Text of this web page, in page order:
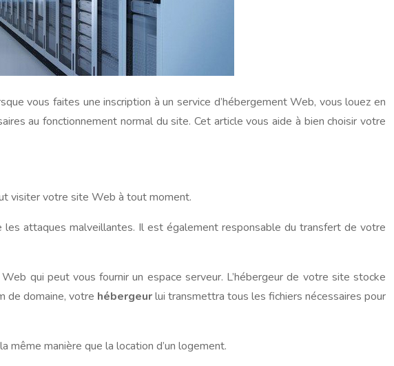
vous faites une inscription à un service d’hébergement Web, vous louez en
au fonctionnement normal du site. Cet article vous aide à bien choisir votre
visiter votre site Web à tout moment.
attaques malveillantes. Il est également responsable du transfert de votre
qui peut vous fournir un espace serveur. L’hébergeur de votre site stocke
de domaine, votre hébergeurlui transmettra tous les fichiers nécessaires pour
même manière que la location d’un logement.